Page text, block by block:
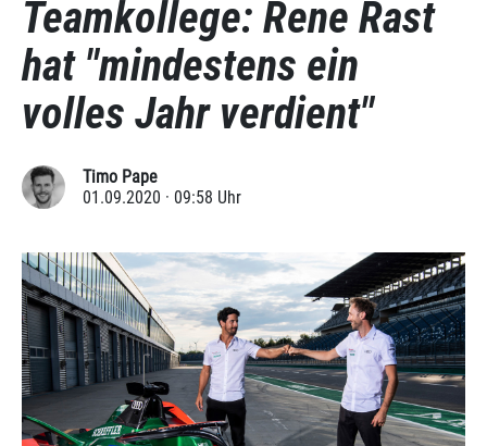
Teamkollege: Rene Rast
hat "mindestens ein
volles Jahr verdient"
Timo Pape
01.09.2020 · 09:58 Uhr